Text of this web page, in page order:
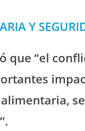
Y
que “el